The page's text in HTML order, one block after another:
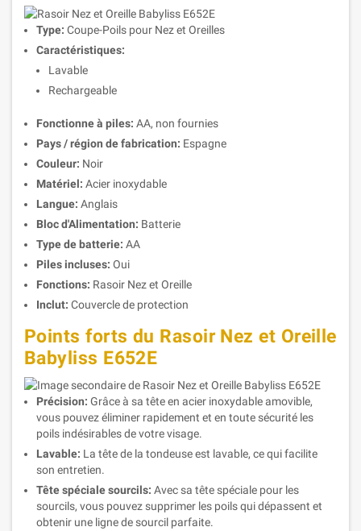
Type: Coupe-Poils pour Nez et Oreilles
Caractéristiques:
Lavable
Rechargeable
Fonctionne à piles: AA, non fournies
Pays / région de fabrication: Espagne
Couleur: Noir
Matériel: Acier inoxydable
Langue: Anglais
Bloc d'Alimentation: Batterie
Type de batterie: AA
Piles incluses: Oui
Fonctions: Rasoir Nez et Oreille
Inclut: Couvercle de protection
Points forts du Rasoir Nez et Oreille
Babyliss E652E
Précision: Grâce à sa tête en acier inoxydable amovible,
vous pouvez éliminer rapidement et en toute sécurité les
poils indésirables de votre visage.
Lavable: La tête de la tondeuse est lavable, ce qui facilite
son entretien.
Tête spéciale sourcils: Avec sa tête spéciale pour les
sourcils, vous pouvez supprimer les poils qui dépassent et
obtenir une ligne de sourcil parfaite.